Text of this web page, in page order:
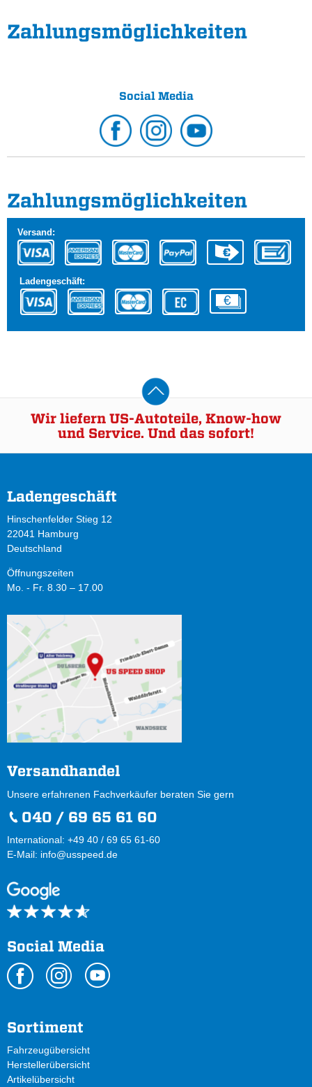
Zahlungs­möglichkeiten
Social Media
Zahlungs­möglichkeiten
Versand:
Ladengeschäft:
Wir liefern US-Autoteile, Know-how
und Service. Und das sofort!
Ladengeschäft
Hinschenfelder Stieg 12
22041 Hamburg
Deutschland
Öffnungszeiten
Mo. - Fr. 8.30 – 17.00
Versandhandel
Unsere erfahrenen Fachverkäufer beraten Sie gern
040 / 69 65 61 60
International: +49 40 / 69 65 61-60
E-Mail: info@usspeed.de
Social Media
Sortiment
Fahrzeugübersicht
Herstellerübersicht
Artikelübersicht